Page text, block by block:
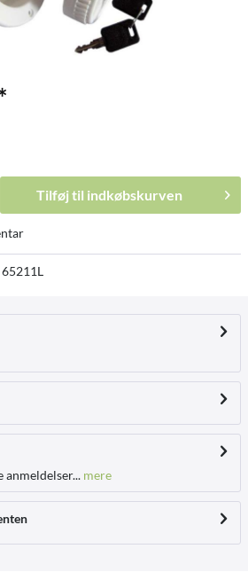
Tilføj til indkøbskurven
65211L
anmeldelser... mere